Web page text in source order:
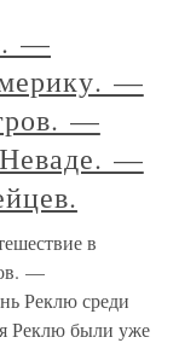
—
—
—
—
в
—
Реклю среди
Реклю были уже